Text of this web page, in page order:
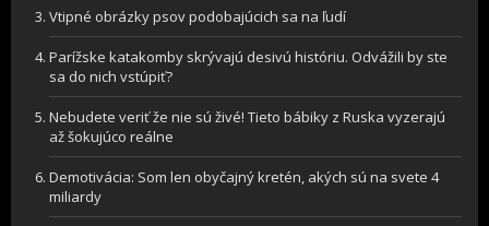
Vtipné obrázky psov podobajúcich sa na ľudí
Parížske katakomby skrývajú desivú históriu. Odvážili by ste
sa do nich vstúpiť?
Nebudete veriť že nie sú živé! Tieto bábiky z Ruska vyzerajú
až šokujúco reálne
Demotivácia: Som len obyčajný kretén, akých sú na svete 4
miliardy